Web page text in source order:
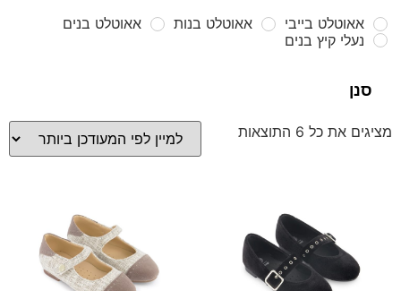
אאוטלט בייבי אאוטלט בנות
אאוטלט בנים
נעלי קיץ בנים
מציגים את כל ⁦6⁩ התוצאות